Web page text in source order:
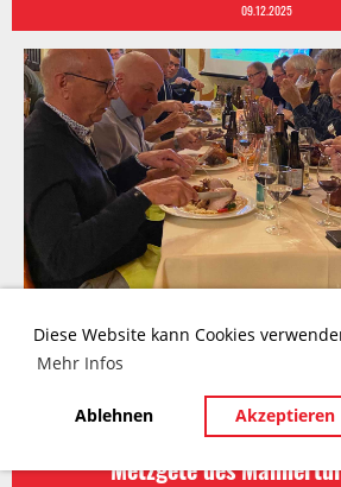
Diese Website kann Cookies
Mehr Infos
Ablehnen Akzeptieren
09.12.2025
Der MTV durfte an der GV 10
Metzgete des